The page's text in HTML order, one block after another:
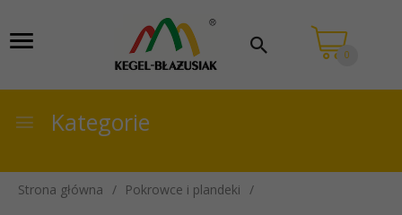
0
Kategorie
Strona główna Pokrowce i plandeki